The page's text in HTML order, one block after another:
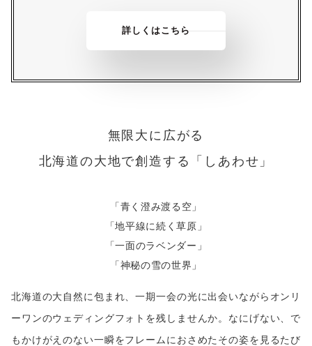
詳しくはこちら
無限大に広がる
北海道の大地で創造する「しあわせ」
「青く澄み渡る空」
「地平線に続く草原」
「一面のラベンダー」
「神秘の雪の世界」
北海道の大自然に包まれ、一期一会の光に出会いながらオンリ
ーワンのウェディングフォトを残しませんか。なにげない、で
もかけがえのない一瞬をフレームにおさめたその姿を見るたび